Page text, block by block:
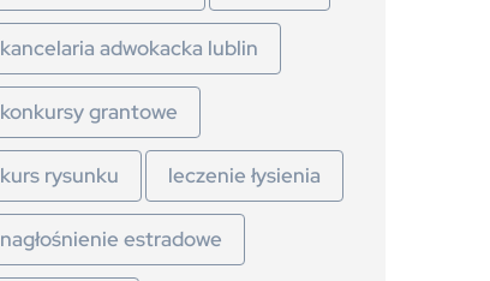
kancelaria adwokacka lublin
konkursy grantowe
kurs rysunku leczenie łysienia
nagłośnienie estradowe